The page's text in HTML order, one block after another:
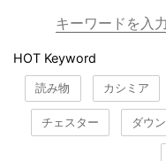
HOT Keyword
読み物 カシミア
チェスター ダウン